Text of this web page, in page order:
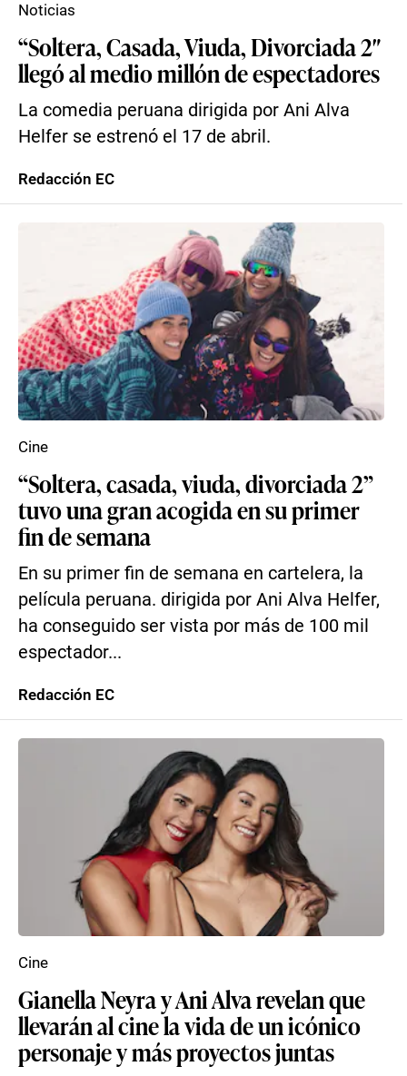
“Soltera, Casada, Viuda, Divorciada 2″
llegó al medio millón de espectadores
La comedia peruana dirigida por Ani Alva
Helfer se estrenó el 17 de abril.
Noticias
Redacción EC
“Soltera, casada, viuda, divorciada 2”
tuvo una gran acogida en su primer
fin de semana
En su primer fin de semana en cartelera, la
película peruana. dirigida por Ani Alva Helfer,
ha conseguido ser vista por más de 100 mil
espectador...
Cine
Redacción EC
Gianella Neyra y Ani Alva revelan que
llevarán al cine la vida de un icónico
personaje y más proyectos juntas
Cine